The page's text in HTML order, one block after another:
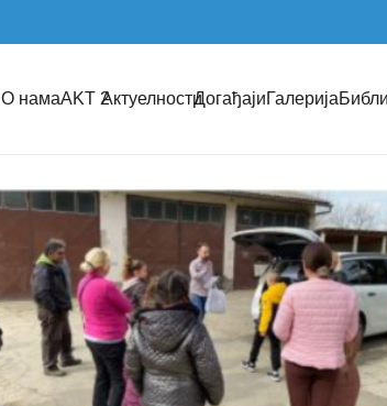
О намаAKT 2АктуелностиДогађајиГалерија